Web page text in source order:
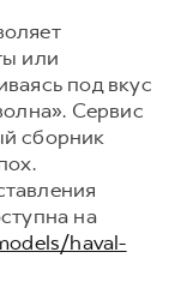
или
под вкус
Сервис
сборник
на
haval-